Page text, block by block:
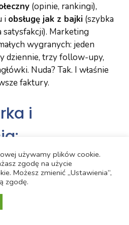
(opinie, rankingi),
i obsługę jak z bajki (szybka
Marketing
wygranych: jeden
dziennie, trzy follow-upy,
Nuda? Tak. I właśnie
faktury.
i
bez
produktu, ale
używamy plików cookie.
zgodę na użycie
Możesz zmienić „Ustawienia”,
zgodę.